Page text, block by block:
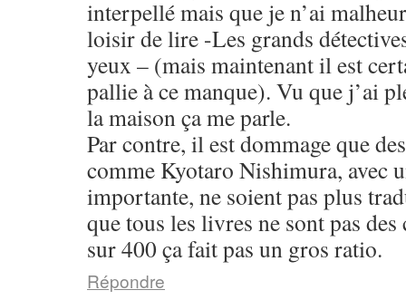
interpellé mais que je n’ai
loisir de lire -Les grands
yeux – (mais maintenant il est
pallie à ce manque). Vu que j’ai
la maison ça me parle.
Par contre, il est dommage que
comme Kyotaro Nishimura, avec
importante, ne soient pas plus
que tous les livres ne sont pas
sur 400 ça fait pas un gros ratio.
Répondre